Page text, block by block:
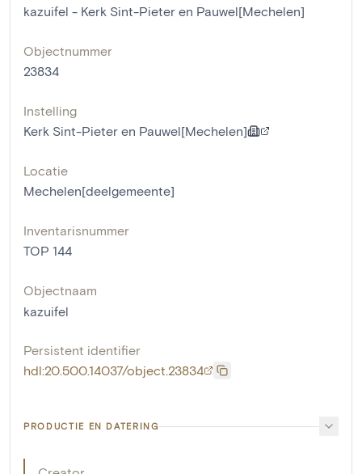
kazuifel - Kerk Sint-Pieter en Pauwel[Mechelen]
Objectnummer
23834
Instelling
Kerk Sint-Pieter en Pauwel[Mechelen]
Locatie
Mechelen[deelgemeente]
Inventarisnummer
TOP 144
Objectnaam
kazuifel
Persistent identifier
hdl:20.500.14037/object.23834
PRODUCTIE EN DATERING